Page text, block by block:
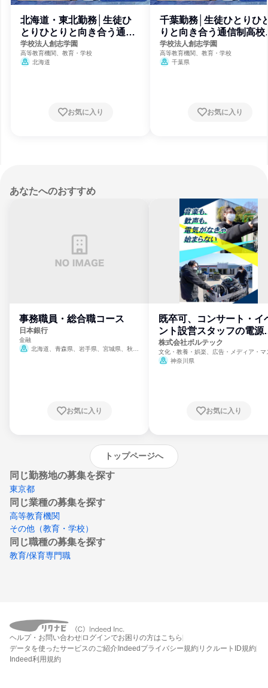
北海道・東北勤務│生徒ひ
とりひとりと向き合う通信
制高校の教員
学校法人創志学園
高等教育機関、教育・学校
北海道
お気に入り
千葉勤務│生徒ひとりひ
りと向き合う通信制高校
教員
学校法人創志学園
高等教育機関、教育・学校
千葉県
お気に入り
あなたへのおすすめ
事務職員・総合職コース
日本銀行
金融
北海道、青森県、岩手県、宮城県、秋田
崎県、熊本県、大分県、宮崎県、鹿児島県、
お気に入り
既卒可、コンサート・イ
ント設営スタッフの電源
門
株式会社ボルテック
文化・教養・娯楽、広告・メディア・マ
ミ、電力・ガス・水道・エネルギー
神奈川県
お気に入り
トップページへ
同じ勤務地の募集を探す
東京都
同じ業種の募集を探す
高等教育機関
その他（教育・学校）
同じ職種の募集を探す
教育/保育専門職
ヘルプ・お問い合わせ ログインでお困りの方はこちら
データを使ったサービスのご紹介Indeedプライバシー規約 リクルートID規約
Indeed利用規約